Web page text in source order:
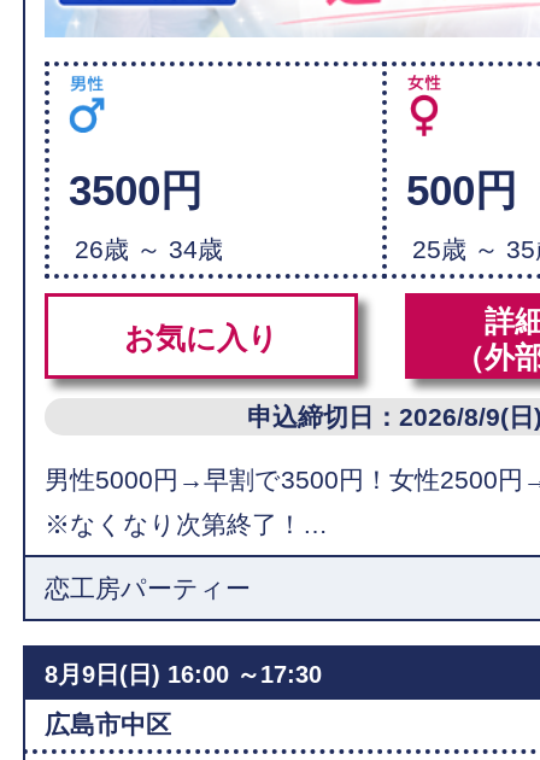
3500円
26歳 ～ 34歳
500円
25歳 ～
お気に入り
詳
（外
申込締切日：2026/8/9(日
男性5000円→早割で3500円！女性2500円
※なくなり次第終了！…
恋工房パーティー
8月9日(日) 16:00 ～17:30
広島市中区